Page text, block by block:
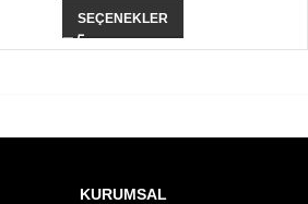
SEÇENEKLER
KURUMSAL